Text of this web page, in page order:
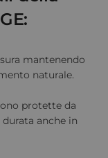
mantenendo
naturale.
protette da
anche in